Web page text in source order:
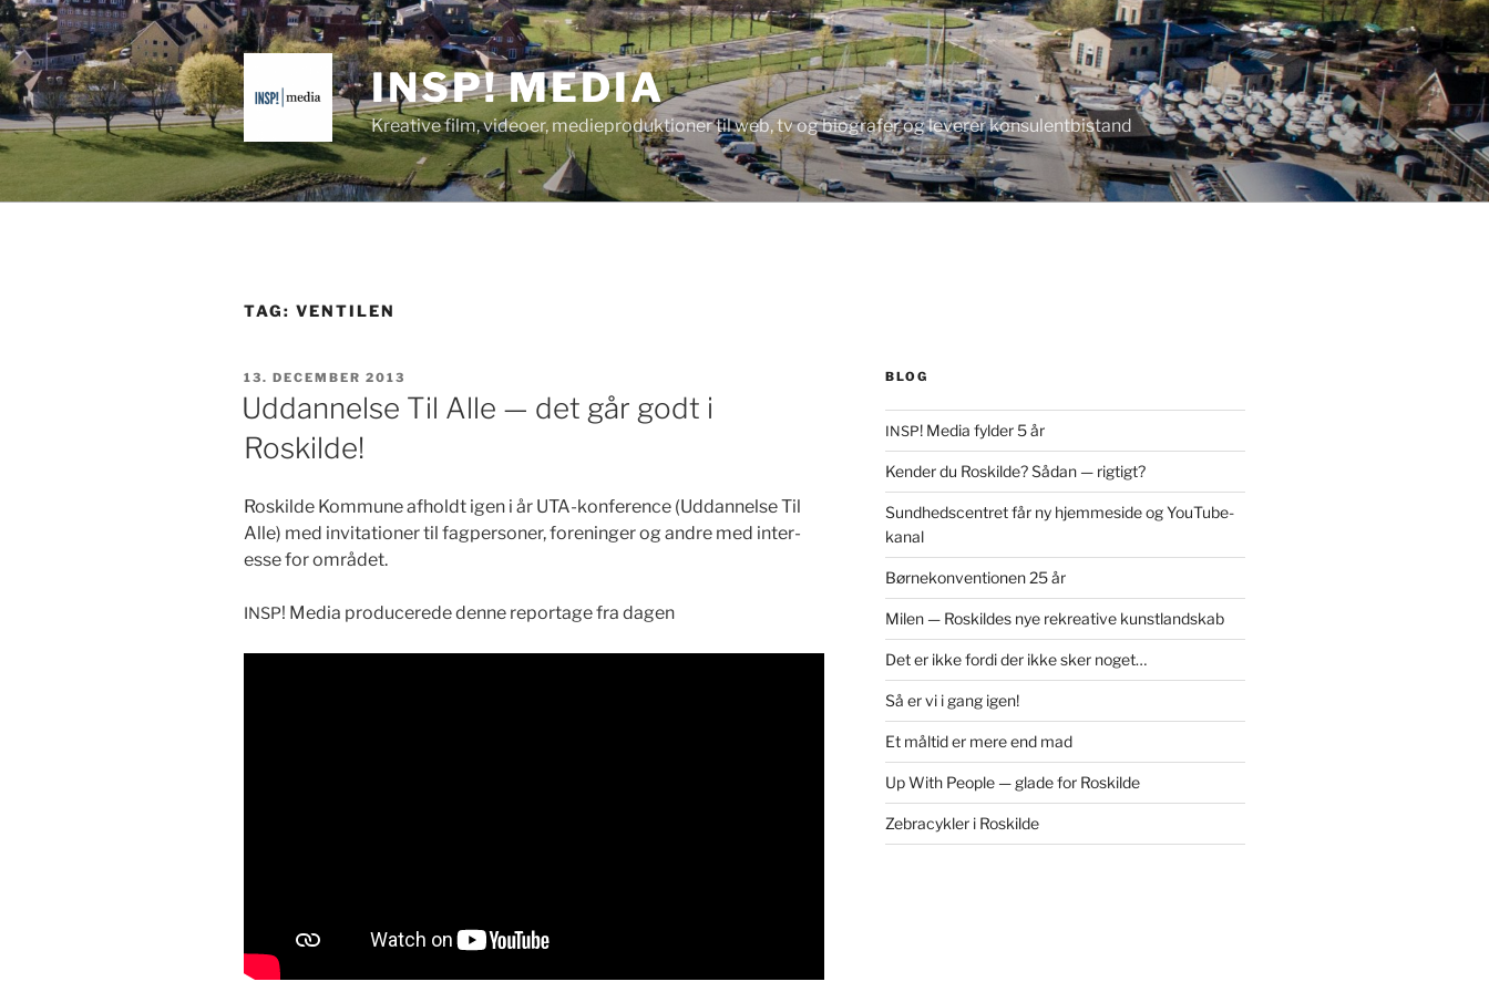
Videre
til
indhold
INSP! MEDIA
Kreative film, videoer, medieproduktioner til web, tv og biografer og leverer konsulentbistand
TAG: VENTILEN
UDGIVET
DEN
13. DECEMBER 2013
Uddannelse Til Alle — det går godt i
Roskilde!
Roskilde Kom­mune afholdt igen i år UTA-kon­fer­ence (Uddan­nelse Til
Alle) med invi­ta­tion­er til fag­per­son­er, foreninger og andre med inter­
esse for området.
INSP! Media pro­duc­erede denne reportage fra dagen
BLOG
INSP! Media fylder 5 år
Kender du Roskilde? Sådan — rigtigt?
Sundhedscentret får ny hjemmeside og YouTube-
kanal
Børnekonventionen 25 år
Milen — Roskildes nye rekreative kunstlandskab
Det er ikke fordi der ikke sker noget…
Så er vi i gang igen!
Et måltid er mere end mad
Up With People — glade for Roskilde
Zebracykler i Roskilde